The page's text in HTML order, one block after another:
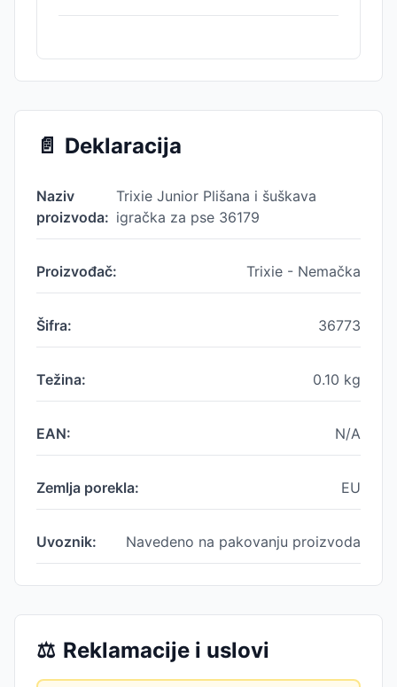
📄 Deklaracija
Naziv
proizvoda:
Trixie Junior Plišana i šuškava
igračka za pse 36179
Proizvođač: Trixie - Nemačka
Šifra: 36773
Težina: 0.10 kg
EAN: N/A
Zemlja porekla: EU
Uvoznik: Navedeno na pakovanju proizvoda
⚖️ Reklamacije i uslovi